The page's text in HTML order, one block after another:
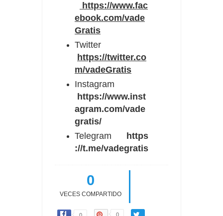
https://www.fac
ebook.com/vade
Gratis
Twitter
https://twitter.co
m/vadeGratis
Instagram
https://www.inst
agram.com/vade
gratis/
Telegram
https
://t.me/vadegratis
0
VECES COMPARTIDO
0